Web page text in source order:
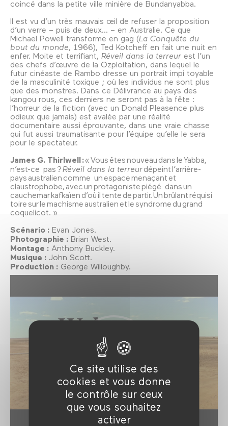
Ce site utilise des
cookies et vous donne
le contrôle sur ceux
que vous souhaitez
activer
coincé dans la petite ville minière de Bundanyabba.
Il est vu d’un très mauvais œil de refuser la proposition
d’un verre – puis de deux... – en Australie. Ce que
Michael Powell transforme en gag (La Conquête du
bout du monde , 1966), Ted Kotcheff en fait une nuit en
enfer. Moite et terrifiant, Réveil dans la terreur est l’un
des chefs d’œuvre de la Ozploitation, dans lequel le
futur cinéaste de Rambo dresse un portrait impi toyable
de la masculinité toxique ; où les individus ne sont plus
que des monstres. Dans ce Délivrance au pays des
kangou rous, ces derniers ne seront pas à la fête :
l’horreur de la fiction (avec un Donald Pleasence plus
odieux que jamais) est avalée par une réalité
documentaire aussi éprouvante, dans une vraie chasse
qui fut aussi traumatisante pour l’équipe qu’elle le sera
pour le spectateur.
James G. Thirlwell :« Vous êtes nouveau dans le Yabba,
n’est-ce pas ? Réveil dans la terreurdépeint l’arrière-
pays australien comme un espace menaçant et
claustrophobe, avec un protagoniste piégé dans un
cauchemar kafkaïen d’où il tente de partir. Un brûlant réquisi
toire sur le machisme australien et le syndrome du grand
coquelicot. »
Scénario : Evan Jones.
Photographie : Brian West.
Montage : Anthony Buckley.
Musique : John Scott.
Production : George Willoughby.